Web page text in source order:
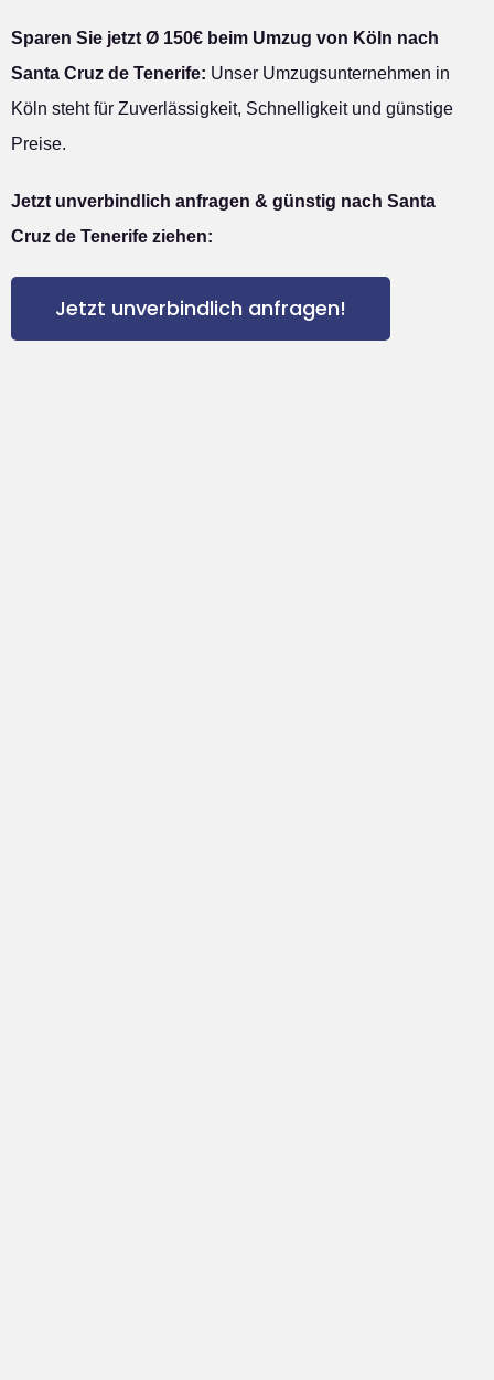
Sparen Sie jetzt Ø 150€ beim Umzug von Köln nach
Santa Cruz de Tenerife: Unser Umzugsunternehmen in
Köln steht für Zuverlässigkeit, Schnelligkeit und günstige
Preise.
Jetzt unverbindlich anfragen & günstig nach Santa
Cruz de Tenerife ziehen:
Jetzt unverbindlich anfragen!